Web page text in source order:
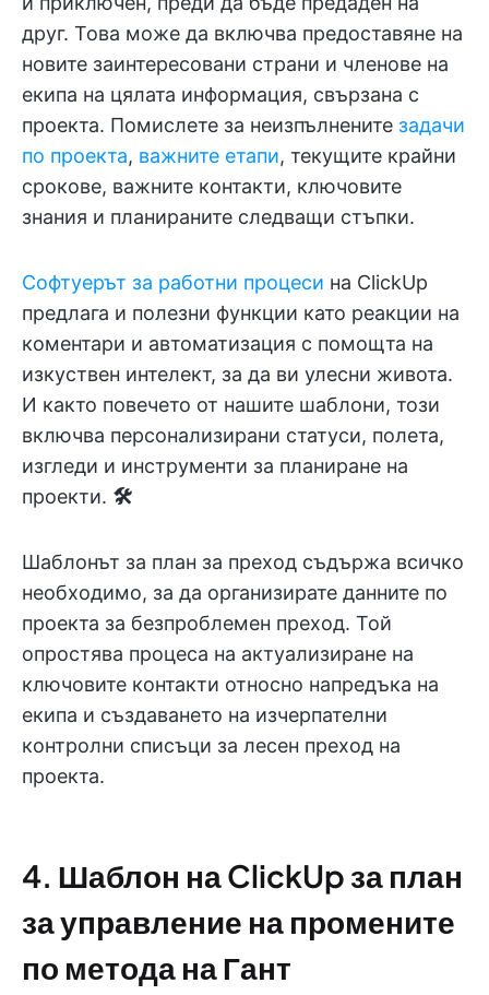
друг. Това може да включва предоставяне на
новите заинтересовани страни и членове на
екипа на цялата информация, свързана с
проекта. Помислете за неизпълнените задачи
по проекта, важните етапи, текущите крайни
срокове, важните контакти, ключовите
знания и планираните следващи стъпки.
Софтуерът за работни процеси на ClickUp
предлага и полезни функции като реакции на
коментари и автоматизация с помощта на
изкуствен интелект, за да ви улесни живота.
И както повечето от нашите шаблони, този
включва персонализирани статуси, полета,
изгледи и инструменти за планиране на
проекти. 🛠️
Шаблонът за план за преход съдържа всичко
необходимо, за да организирате данните по
проекта за безпроблемен преход. Той
опростява процеса на актуализиране на
ключовите контакти относно напредъка на
екипа и създаването на изчерпателни
контролни списъци за лесен преход на
проекта.
4. Шаблон на ClickUp за план
за управление на промените
по метода на Гант